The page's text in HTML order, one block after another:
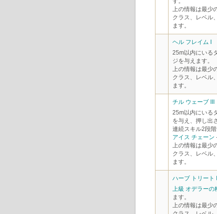
上の情報は最少
クラス、レベル
ます。
ヘル フレイム I
25m以内にいる
ジを与えます。
上の情報は最少
クラス、レベル
ます。
チル ウェーブ III
25m以内にいる
を与え、押し出
連続スキル2段階
アイス チェーン
上の情報は最少
クラス、レベル
ます。
ハーブ トリート
上級 オデラーの
ます。
上の情報は最少